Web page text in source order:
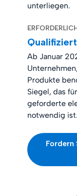
unterliegen.
Ab Januar
Produkte
Siegel, das
geforderte
notwendig ist.
Fordern